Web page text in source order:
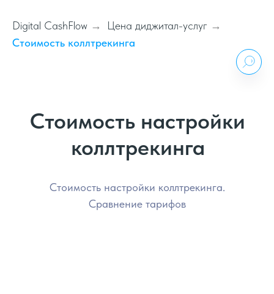
Digital CashFlow → Цена диджитал-услуг →
Стоимость коллтрекинга
Стоимость настройки
коллтрекинга
Стоимость настройки коллтрекинга.
Сравнение тарифов